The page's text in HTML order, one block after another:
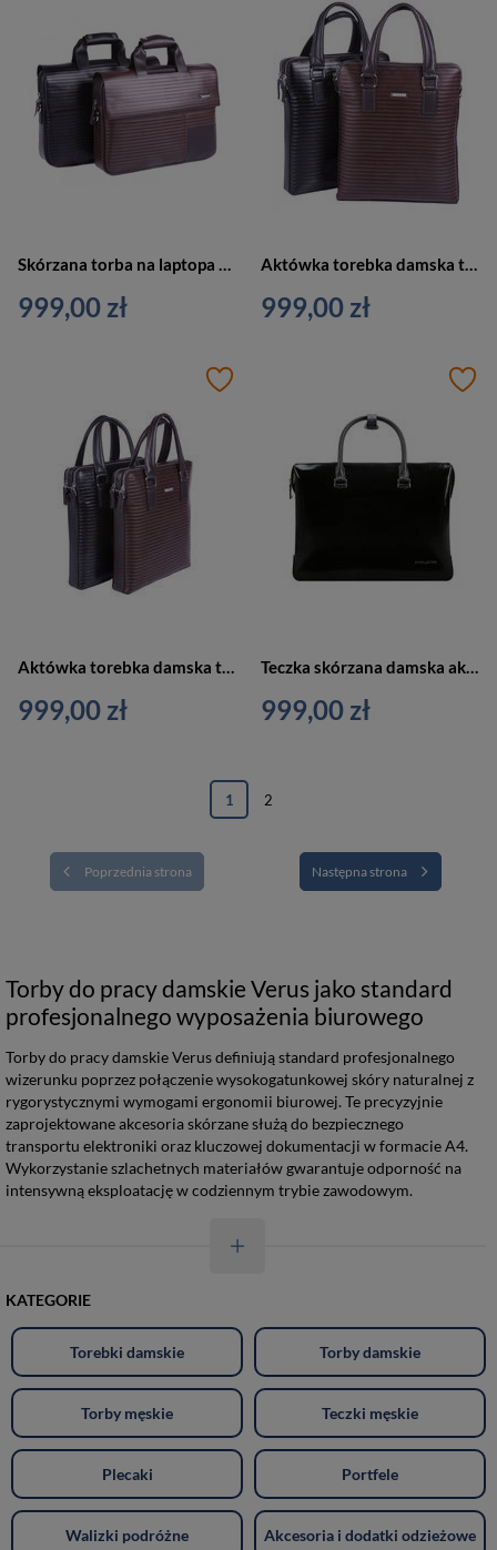
Skórzana torba na laptopa teczka na dokumenty brązowa Verus BC402 BR
999,00 zł
Aktówka torebka damska teczka brązowa Verus BC404 BR
999,00 zł
999,00 zł 999,00 zł
Poprzednia strona
1 2
Następna strona
Torby do pracy damskie Verus jako standard
profesjonalnego wyposażenia biurowego
Torby do pracy damskie Verus definiują standard profesjonalnego
wizerunku poprzez połączenie wysokogatunkowej skóry naturalnej z
rygorystycznymi wymogami ergonomii biurowej. Te precyzyjnie
zaprojektowane akcesoria skórzane służą do bezpiecznego
transportu elektroniki oraz kluczowej dokumentacji w formacie A4.
Wykorzystanie szlachetnych materiałów gwarantuje odporność na
intensywną eksploatację w codziennym trybie zawodowym.
KATEGORIE
Torebki damskie Torby damskie
Torby męskie Teczki męskie
Plecaki Portfele
Walizki podróżne Akcesoria i dodatki odzieżowe